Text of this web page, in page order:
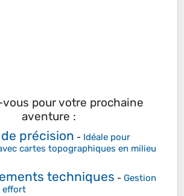
pour votre prochaine
aventure :
précision - Idéale pour
cartes topographiques en milieu
techniques - Gestion
effort